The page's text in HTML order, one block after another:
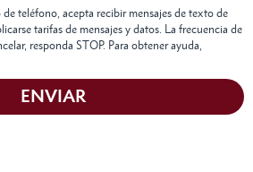
teléfono, acepta recibir mensajes de texto de
tarifas de mensajes y datos. La frecuencia de
responda STOP. Para obtener ayuda,
ENVIAR